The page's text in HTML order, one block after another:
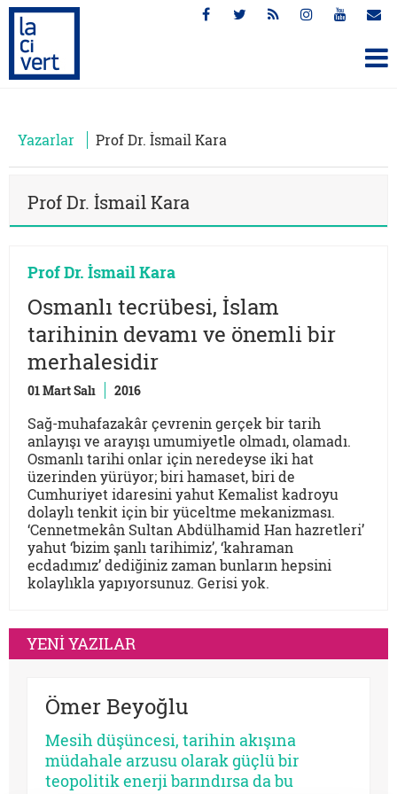
Yazarlar Prof Dr. İsmail Kara
Prof Dr. İsmail Kara
Prof Dr. İsmail Kara
Osmanlı tecrübesi, İslam
tarihinin devamı ve önemli bir
merhalesidir
01 Mart Salı 2016
Sağ-muhafazakâr çevrenin gerçek bir tarih
anlayışı ve arayışı umumiyetle olmadı, olamadı.
Osmanlı tarihi onlar için neredeyse iki hat
üzerinden yürüyor; biri hamaset, biri de
Cumhuriyet idaresini yahut Kemalist kadroyu
dolaylı tenkit için bir yüceltme mekanizması.
‘Cennetmekân Sultan Abdülhamid Han hazretleri’
yahut ‘bizim şanlı tarihimiz’, ‘kahraman
ecdadımız’ dediğiniz zaman bunların hepsini
kolaylıkla yapıyorsunuz. Gerisi yok.
YENİ YAZILAR
Ömer Beyoğlu
Mesih düşüncesi, tarihin akışına
müdahale arzusu olarak güçlü bir
teopolitik enerji barındırsa da bu